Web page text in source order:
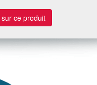
ce produit